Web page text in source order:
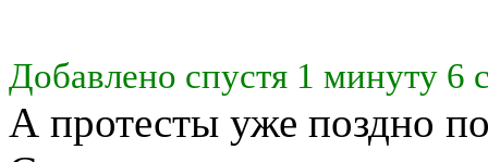
Добавлено спустя 1 минуту 6
А протесты уже поздно